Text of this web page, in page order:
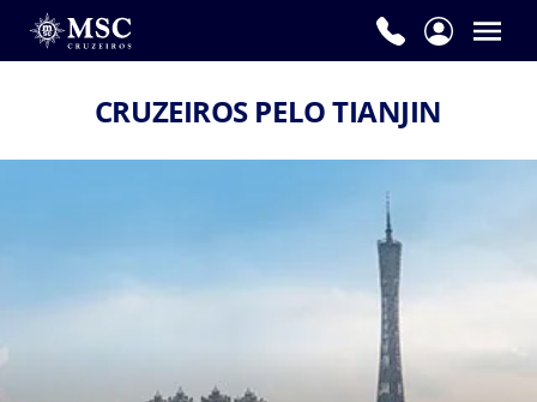
CRUZEIROS PELO TIANJIN